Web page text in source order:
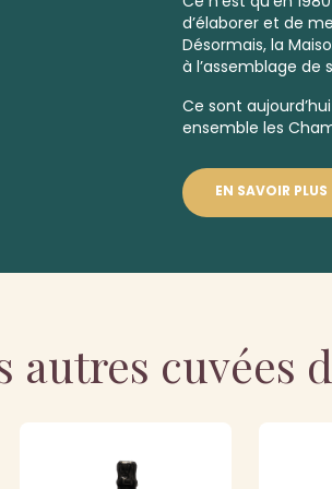
d’élaborer et de
Désormais, la
à l’assemblage de
Ce sont
ensemble les
EN SAVOIR PLUS
autres cuvées